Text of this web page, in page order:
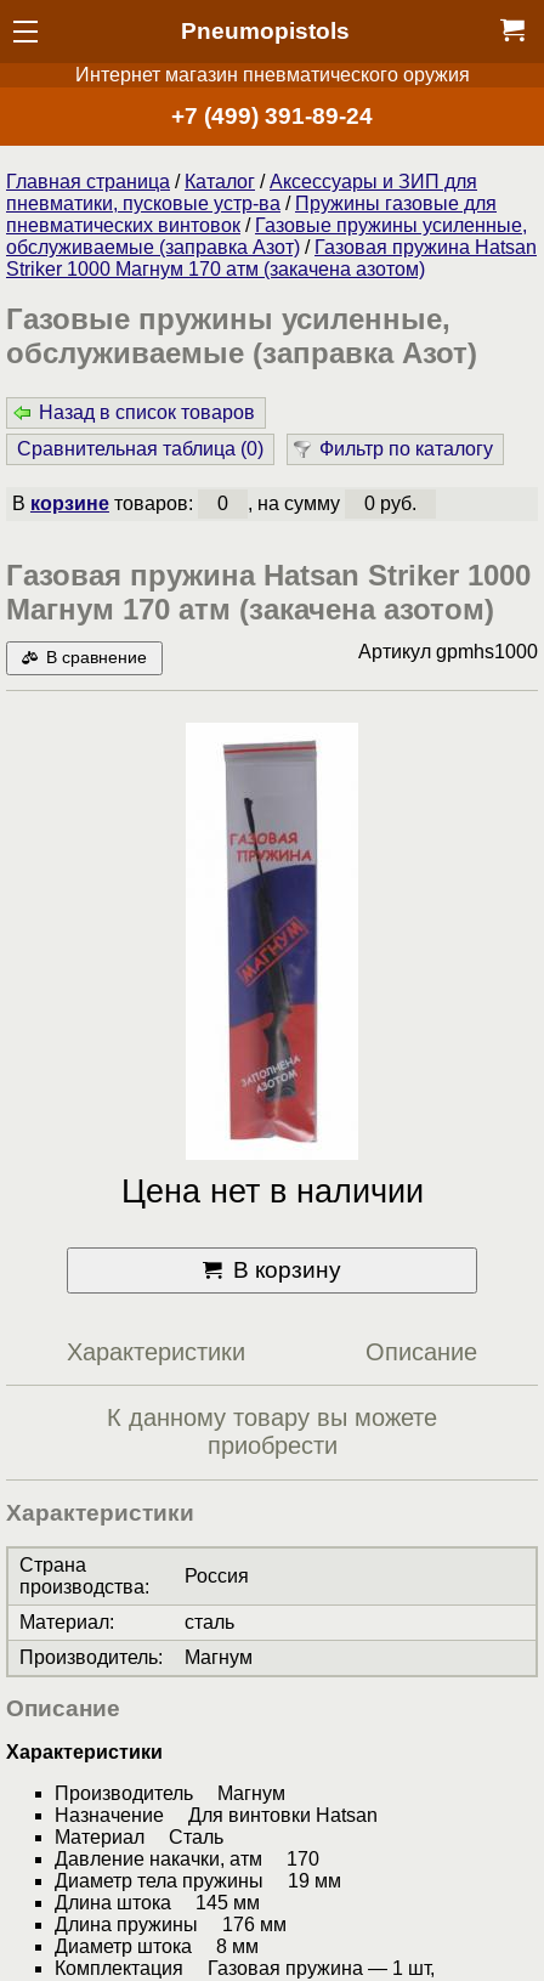
Pneumopistols
Интернет магазин пневматического оружия
+7 (499) 391-89-24
Главная страница / Каталог /Аксессуары и ЗИП для
пневматики, пусковые устр-ва / Пружины газовые для
пневматических винтовок / Газовые пружины усиленные,
обслуживаемые (заправка Азот) / Газовая пружина Hatsan
Striker 1000 Магнум 170 атм (закачена азотом)
Газовые пружины усиленные,
обслуживаемые (заправка Азот)
Назад в список товаров
Сравнительная таблица (0) Фильтр по каталогу
В корзинетоваров: 0 , на сумму 0 руб.
Газовая пружина Hatsan Striker 1000
Магнум 170 атм (закачена азотом)
В сравнение Артикул gpmhs1000
Цена нет в наличии
В корзину
Характеристики Описание
К данному товару вы можете
приобрести
Характеристики
Страна
производства:
Россия
Материал:
сталь
Производитель: Магнум
Описание
Характеристики
Производитель Магнум
Назначение Для винтовки Hatsan
Материал Сталь
Давление накачки, атм 170
Диаметр тела пружины 19 мм
Длина штока 145 мм
Длина пружины 176 мм
Диаметр штока 8 мм
Комплектация Газовая пружина ― 1 шт,